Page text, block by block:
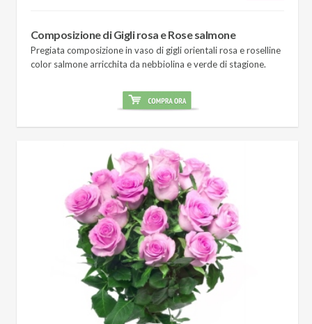
Composizione di Gigli rosa e Rose salmone
Pregiata composizione in vaso di gigli orientali rosa e roselline
color salmone arricchita da nebbiolina e verde di stagione.